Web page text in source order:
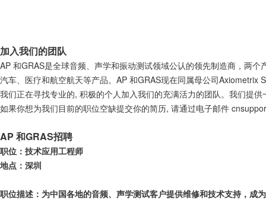
加入我们的团队
AP 和GRAS是全球音频、声学和振动测试领域公认的领先制造商，两
汽车、医疗和航空航天等产品。AP 和GRAS现在同属母公司
我们正在寻找专业的, 积极的个人加入我们的充满活力的团队。我们提
如果你想为我们目前的职位空缺提交你的简历, 请通过电子邮件
AP 和GRAS招聘
职位：技术应用工程师
地点：深圳
职位描述：为中国各地的音频、声学测试客户提供维修和技术支持，成